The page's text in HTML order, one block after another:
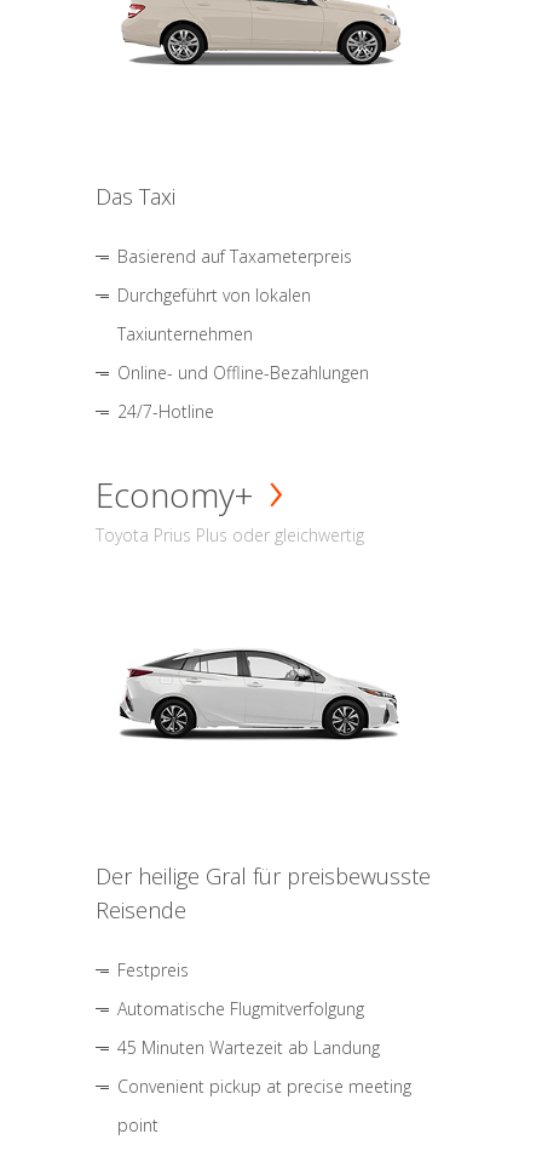
Das Taxi
Basierend auf Taxameterpreis
Durchgeführt von lokalen
Taxiunternehmen
Online- und Offline-Bezahlungen
24/7-Hotline
Economy+
Toyota Prius Plus oder gleichwertig
Der heilige Gral für preisbewusste
Reisende
Festpreis
Automatische Flugmitverfolgung
45 Minuten Wartezeit ab Landung
Convenient pickup at precise meeting
point